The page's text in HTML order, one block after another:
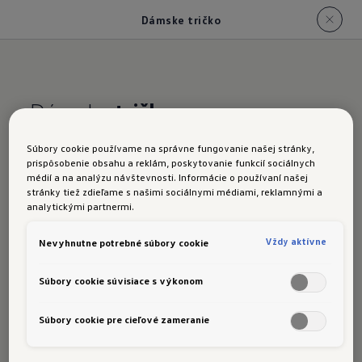
Dámske tričko
Dámsketričko
zaručujú celodenné pohodlie a ľahké, lichotivé
nosenie. Štýlové detaily dotvárajú celkový
vzhľad:
Detail švu na chrbte
Prešívané švy
Súbory cookie používame na správne fungovanie našej stránky,
prispôsobenie obsahu a reklám, poskytovanie funkcií sociálnych
médií a na analýzu návštevnosti. Informácie o používaní našej
stránky tiež zdieľame s našimi sociálnymi médiami, reklamnými a
analytickými partnermi.
Nevyhnutne potrebné súbory cookie Vždy aktívne
Súbory cookie súvisiace s výkonom
Súbory cookie pre cieľové zameranie